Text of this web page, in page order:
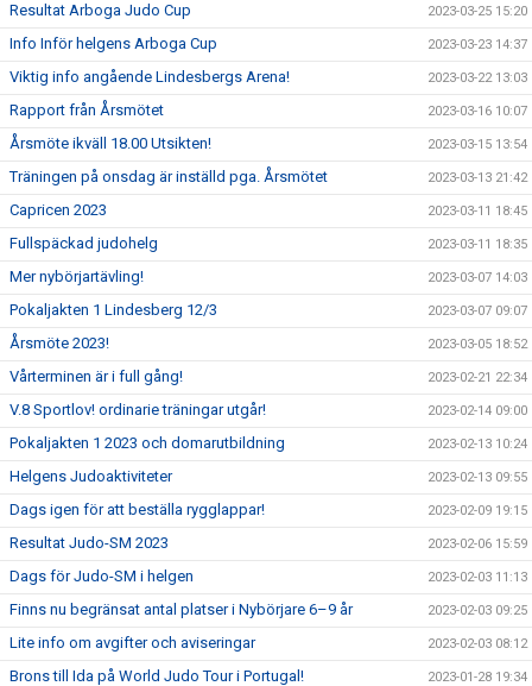
Resultat Arboga Judo Cup 2023-03-25 15:20
Info Inför helgens Arboga Cup 2023-03-23 14:37
Viktig info angående Lindesbergs Arena! 2023-03-22 13:03
Rapport från Årsmötet 2023-03-16 10:07
Årsmöte ikväll 18.00 Utsikten! 2023-03-15 13:54
Träningen på onsdag är inställd pga. Årsmötet 2023-03-13 21:42
Capricen 2023 2023-03-11 18:45
Fullspäckad judohelg 2023-03-11 18:35
Mer nybörjartävling! 2023-03-07 14:03
Pokaljakten 1 Lindesberg 12/3 2023-03-07 09:07
Årsmöte 2023! 2023-03-05 18:52
Vårterminen är i full gång! 2023-02-21 22:34
V.8 Sportlov! ordinarie träningar utgår! 2023-02-14 09:00
Pokaljakten 1 2023 och domarutbildning 2023-02-13 10:24
Helgens Judoaktiviteter 2023-02-13 09:55
Dags igen för att beställa rygglappar! 2023-02-09 19:15
Resultat Judo-SM 2023 2023-02-06 15:59
Dags för Judo-SM i helgen 2023-02-03 11:13
Finns nu begränsat antal platser i Nybörjare 6–9 år 2023-02-03 09:25
Lite info om avgifter och aviseringar 2023-02-03 08:12
Brons till Ida på World Judo Tour i Portugal! 2023-01-28 19:34